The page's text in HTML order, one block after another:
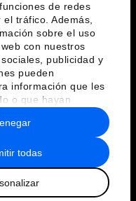
de redes
tráfico. Además,
sobre el uso
con nuestros
publicidad y
pueden
información que les
o que hayan
uso que haya
todas
de uso
Mundial